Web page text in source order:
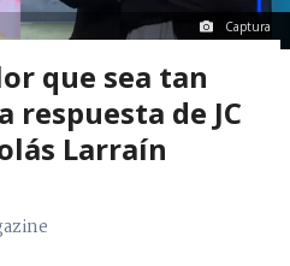
Captura
que sea tan
respuesta de JC
Larraín